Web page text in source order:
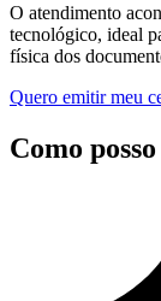
O atendimento
tecnológico, ideal
física dos
Quero emitir meu
Como